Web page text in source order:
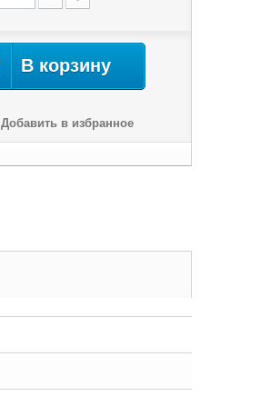
В корзину
Добавить в избранное